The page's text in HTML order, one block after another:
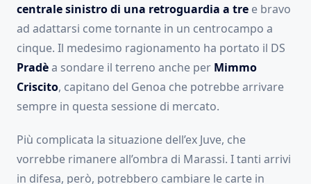
centrale sinistro di una retroguardia a tre e bravo
ad adattarsi come tornante in un centrocampo a
cinque. Il medesimo ragionamento ha portato il DS
Pradèa sondare il terreno anche per Mimmo
Criscito, capitano del Genoa che potrebbe arrivare
sempre in questa sessione di mercato.
Più complicata la situazione dell’ex Juve, che
vorrebbe rimanere all’ombra di Marassi. I tanti arrivi
in difesa, però, potrebbero cambiare le carte in